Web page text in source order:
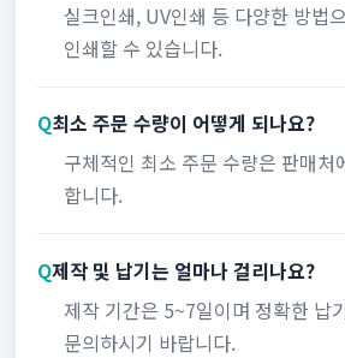
실크인쇄, UV인쇄 등 다양한 방법
인쇄할 수 있습니다.
Q최소 주문 수량이 어떻게 되나요?
구체적인 최소 주문 수량은 판매처
합니다.
Q제작 및 납기는 얼마나 걸리나요?
제작 기간은 5~7일이며 정확한 납
문의하시기 바랍니다.